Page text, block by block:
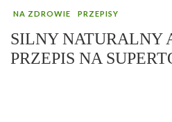
NA ZDROWIE PRZEPISY
SILNY NATURALNY
PRZEPIS NA